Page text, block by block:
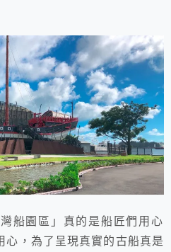
船園區」真的是船匠們用心
心，為了呈現真實的古船真是